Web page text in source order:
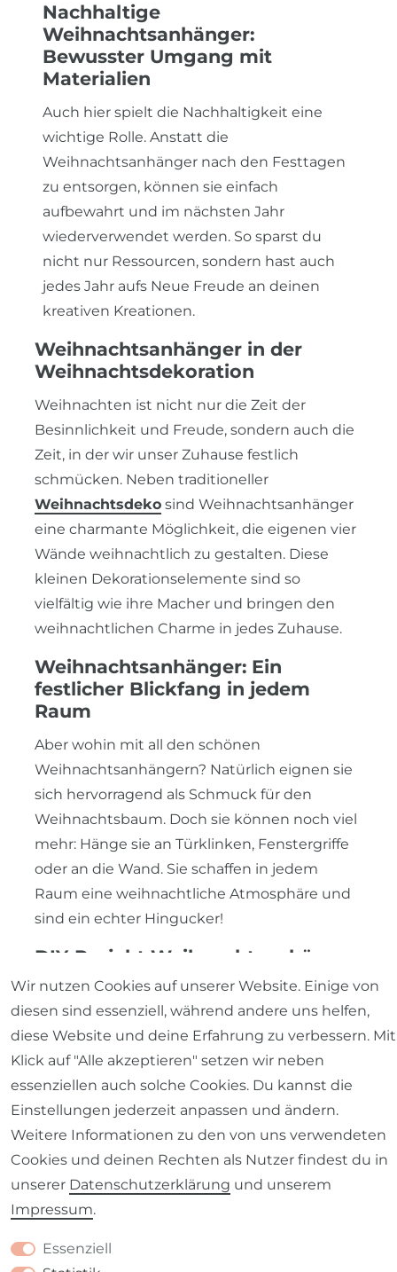
Nachhaltige
Weihnachtsanhänger:
Bewusster Umgang mit
Materialien
Auch hier spielt die Nachhaltigkeit eine
wichtige Rolle. Anstatt die
Weihnachtsanhänger nach den Festtagen
zu entsorgen, können sie einfach
aufbewahrt und im nächsten Jahr
wiederverwendet werden. So sparst du
nicht nur Ressourcen, sondern hast auch
jedes Jahr aufs Neue Freude an deinen
kreativen Kreationen.
Weihnachtsanhänger in der
Weihnachtsdekoration
Weihnachten ist nicht nur die Zeit der
Besinnlichkeit und Freude, sondern auch die
Zeit, in der wir unser Zuhause festlich
schmücken. Neben traditioneller
Weihnachtsdeko sind Weihnachtsanhänger
eine charmante Möglichkeit, die eigenen vier
Wände weihnachtlich zu gestalten. Diese
kleinen Dekorationselemente sind so
vielfältig wie ihre Macher und bringen den
weihnachtlichen Charme in jedes Zuhause.
Weihnachtsanhänger: Ein
festlicher Blickfang in jedem
Raum
Aber wohin mit all den schönen
Weihnachtsanhängern? Natürlich eignen sie
sich hervorragend als Schmuck für den
Weihnachtsbaum. Doch sie können noch viel
mehr: Hänge sie an Türklinken, Fenstergriffe
oder an die Wand. Sie schaffen in jedem
Raum eine weihnachtliche Atmosphäre und
sind ein echter Hingucker!
DIY-Projekt Weihnachtsanhänger:
Deine Kreativität ist gefragt!
Sind wir doch einmal ehrlich:
Selbstgemachtes ist doch immer noch am
schönsten! Und das gilt besonders für
Weihnachtsanhänger. Ob aus Papier, Filz, Holz
oder Stoff – die Möglichkeiten sind nahezu
endlos. Im SCHÖNER LEBEN Shop findest du
eine große Auswahl an Materialien, um deine
eigenen Weihnachtsanhänger zu kreieren.
Auch die verschiedenen Stoffe lassen sich
Wir nutzen Cookies auf unserer Website. Einige von
diesen sind essenziell, während andere uns helfen,
diese Website und deine Erfahrung zu verbessern. Mit
Klick auf "Alle akzeptieren" setzen wir neben
essenziellen auch solche Cookies. Du kannst die
Einstellungen jederzeit anpassen und ändern.
Weitere Informationen zu den von uns verwendeten
Cookies und deinen Rechten als Nutzer findest du in
unserer Daten­schutz­erklärung und unserem
Impressum.
Essenziell